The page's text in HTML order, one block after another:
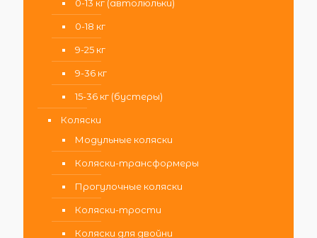
0-13 кг (автолюльки)
0-18 кг
9-25 кг
9-36 кг
15-36 кг (бустеры)
Коляски
Модульные коляски
Коляски-трансформеры
Прогулочные коляски
Коляски-трости
Коляски для двойни